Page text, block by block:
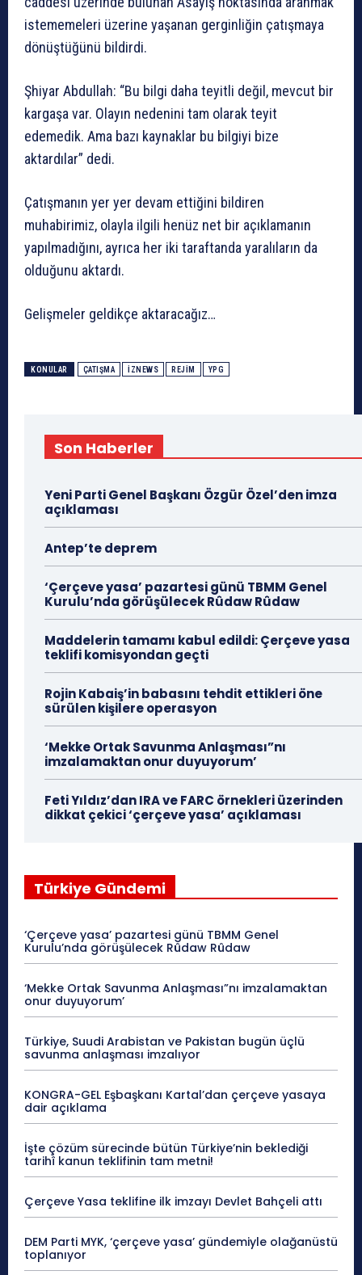
istememeleri üzerine yaşanan gerginliğin çatışmaya
dönüştüğünü bildirdi.
Şhiyar Abdullah: “Bu bilgi daha teyitli değil, mevcut bir
kargaşa var. Olayın nedenini tam olarak teyit
edemedik. Ama bazı kaynaklar bu bilgiyi bize
aktardılar” dedi.
Çatışmanın yer yer devam ettiğini bildiren
muhabirimiz, olayla ilgili henüz net bir açıklamanın
yapılmadığını, ayrıca her iki taraftanda yaralıların da
olduğunu aktardı.
Gelişmeler geldikçe aktaracağız…
KONULAR ÇATIŞMA IZNEWS REJİM YPG
Son Haberler
Yeni Parti Genel Başkanı Özgür Özel’den imza
açıklaması
Antep’te deprem
‘Çerçeve yasa’ pazartesi günü TBMM Genel
Kurulu’nda görüşülecek Rûdaw Rûdaw
Maddelerin tamamı kabul edildi: Çerçeve yasa
teklifi komisyondan geçti
Rojin Kabaiş’in babasını tehdit ettikleri öne
sürülen kişilere operasyon
‘Mekke Ortak Savunma Anlaşması”nı
imzalamaktan onur duyuyorum’
Feti Yıldız’dan IRA ve FARC örnekleri üzerinden
dikkat çekici ‘çerçeve yasa’ açıklaması
Türkiye Gündemi
‘Çerçeve yasa’ pazartesi günü TBMM Genel
Kurulu’nda görüşülecek Rûdaw Rûdaw
‘Mekke Ortak Savunma Anlaşması”nı imzalamaktan
onur duyuyorum’
Türkiye, Suudi Arabistan ve Pakistan bugün üçlü
savunma anlaşması imzalıyor
KONGRA-GEL Eşbaşkanı Kartal’dan çerçeve yasaya
dair açıklama
İşte çözüm sürecinde bütün Türkiye’nin beklediği
tarihî kanun teklifinin tam metni!
Çerçeve Yasa teklifine ilk imzayı Devlet Bahçeli attı
DEM Parti MYK, ‘çerçeve yasa’ gündemiyle olağanüstü
toplanıyor